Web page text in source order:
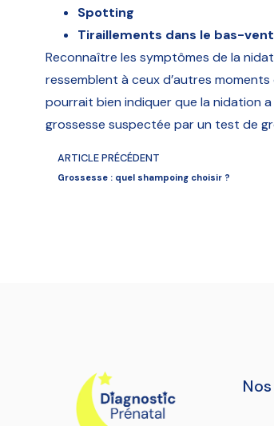
Spotting
Tiraillements dans le bas-
Reconnaître les symptômes de la
ressemblent à ceux d’autres
pourrait bien indiquer que la nidation
grossesse suspectée par un test de
ARTICLE PRÉCÉDENT
Grossesse : quel shampoing choisir ?